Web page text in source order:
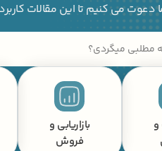
دعوت می کنیم تا این مقالات
بازاریابی و
فروش